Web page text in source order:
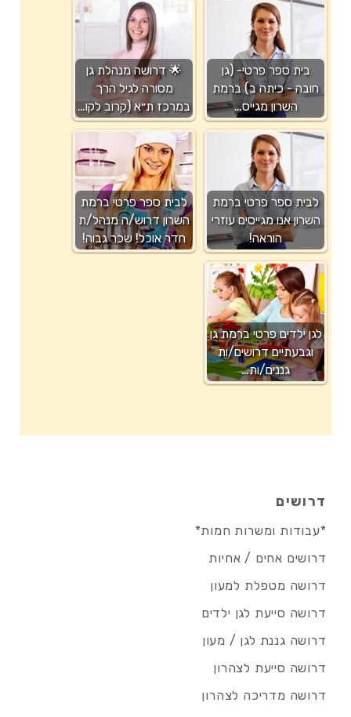
בית ספר פרטי- (גן
חובה - כיתה ב) ברמת
השרון מגייס…
🌟 דרושה מנהלת גן
מסורה לגיל הרך
במרכז ת״א (קרוב לקו…
לבית ספר פרטי ברמת
השרון אנו מגייסים עוזרי
הוראה!
לבית ספר פרטי ברמת
השרון דרוש/ה מנהל/ת
חדר אוכל! שכר גבוה!
לגן ילדים פרטי ברמת גן
וגבעתיים דרושים/ות
גננים/ות…
דרושים
*עבודות ומשרות חמות*
דרושים אחים / אחיות
דרושה מטפלת למעון
דרושה סייעת לגן ילדים
דרושה גננת לגן / מעון
דרושה סייעת לצהרון
דרושה מדריכה לצהרון